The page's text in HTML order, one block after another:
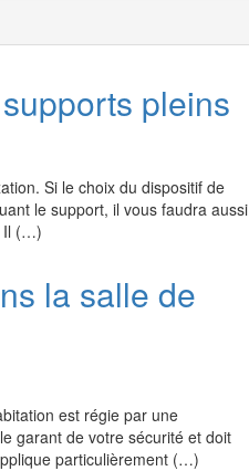
pleins
Si le choix du dispositif de
le support, il vous faudra aussi
Il (…)
la salle de
est régie par une
garant de votre sécurité et doit
particulièrement (…)